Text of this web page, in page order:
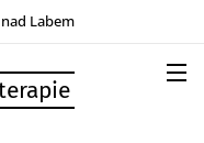
Labem